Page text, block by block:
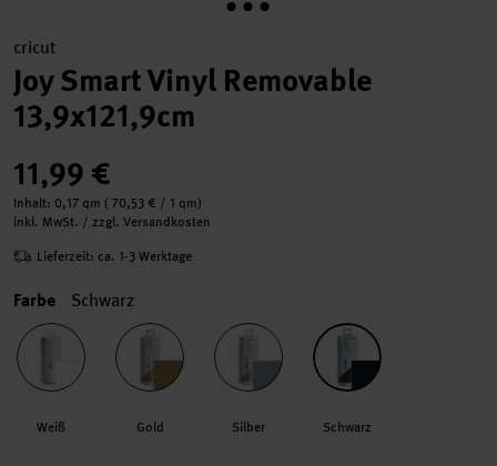
cricut
Joy Smart Vinyl Removable
13,9x121,9cm
11,99 €
Inhalt: 0,17 qm ( 70,53 € / 1 qm)
inkl. MwSt. / zzgl. Versandkosten
Lieferzeit: ca. 1-3 Werktage
Farbe Schwarz
Weiß Gold Silber Schwarz